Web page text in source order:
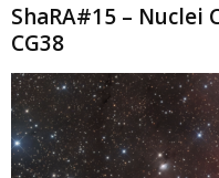
ShaRA#15 – Nuclei
CG38